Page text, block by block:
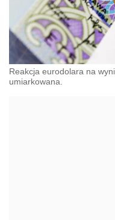
Reakcja eurodolara na
umiarkowana.